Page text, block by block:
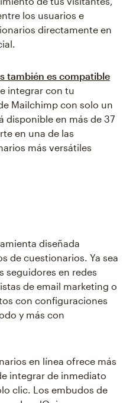
los usuarios e
directamente en
también es compatible
integrar con tu
Mailchimp con solo un
disponible en más de 37
en una de las
más versátiles
diseñada
de cuestionarios. Ya sea
seguidores en redes
de email marketing o
con configuraciones
y más con
en línea ofrece más
integrar de inmediato
clic. Los embudos de